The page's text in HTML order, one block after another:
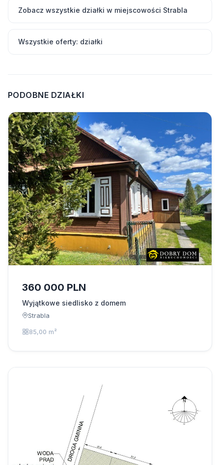
Zobacz wszystkie działki w miejscowości Strabla
Wszystkie oferty: działki
PODOBNE DZIAŁKI
360 000 PLN
Wyjątkowe siedlisko z domem
Strabla
85,00 m²